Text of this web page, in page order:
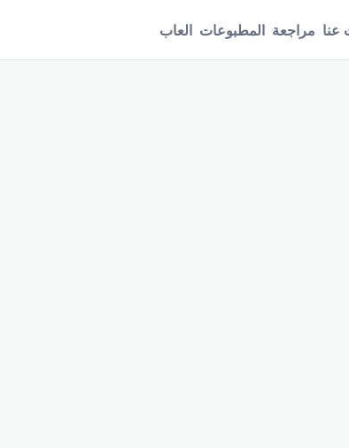
العاب المطبوعات مراجعة عنا